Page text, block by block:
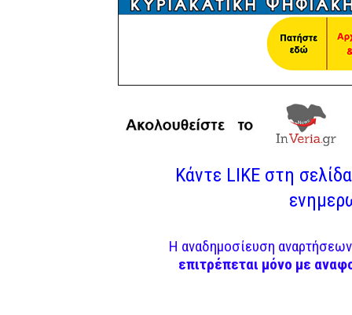
Κάντε LIKE στη
Η αναδημοσίευση
επιτρέπεται μόνο με